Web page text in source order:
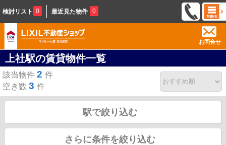
検討リスト 0 最近見た物件 0
お問合せ
上社駅の賃貸物件一覧
該当物件 2 件
空き数 3 件
駅で絞り込む
さらに条件を絞り込む